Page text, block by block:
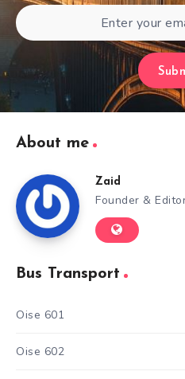
About me
Zaid
Founder &
Bus Transport
Oise 601
Oise 602